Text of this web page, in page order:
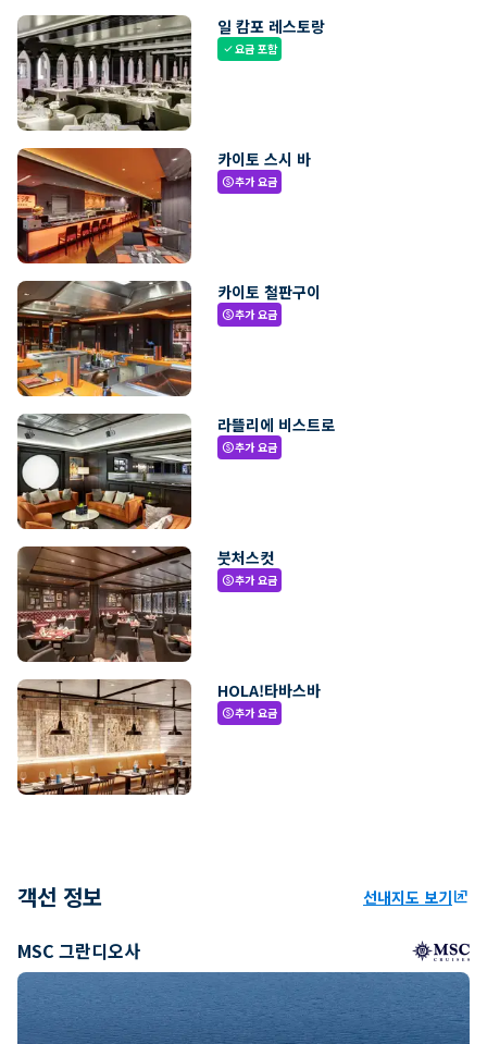
일 캄포 레스토랑
check요금 포함
카이토 스시 바
paid추가 요금
카이토 철판구이
paid추가 요금
라뜰리에 비스트로
paid추가 요금
붓처스컷
paid추가 요금
HOLA!타바스바
paid추가 요금
객선 정보 선내지도 보기ungroup
MSC 그란디오사